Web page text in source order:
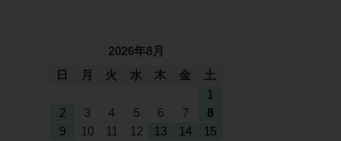
2026年8月
日
月 火 水 木 金
土
1
2
3 4 5 6 7
8
9
10 11 12 13 14
15